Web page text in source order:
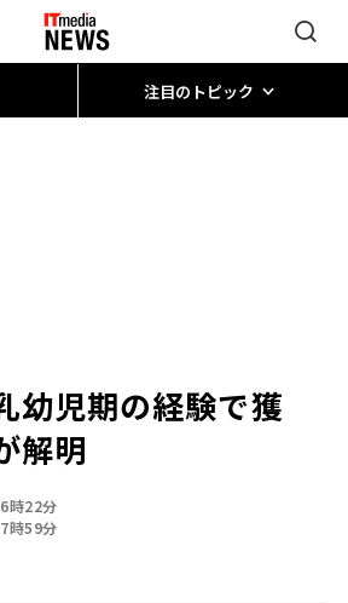
注目のトピック
幼児期の経験で獲
解明
時22分
時59分